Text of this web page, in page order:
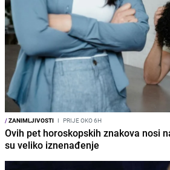
/ZANIMLJIVOSTI I PRIJE OKO 6H
Ovih pet horoskopskih znakova nosi
su veliko iznenađenje